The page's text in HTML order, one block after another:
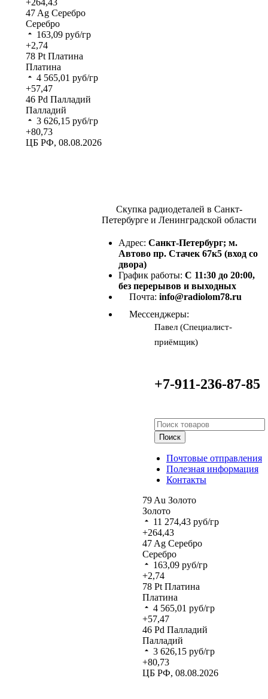
47 Ag Серебро
Серебро
163,09 руб/гр
+2,74
78 Pt Платина
Платина
4 565,01 руб/гр
+57,47
46 Pd Палладий
Палладий
3 626,15 руб/гр
+80,73
ЦБ РФ, 08.08.2026
Скупка радиодеталей в Санкт-
Петербурге и Ленинградской области
Адрес: Санкт-Петербург; м.
Автово пр. Стачек 67к5 (вход со
двора)
График работы: С 11:30 до 20:00,
без перерывов и выходных
Почта: info@radiolom78.ru
Мессенджеры:
Павел (Специалист-
приёмщик)
+7-911-236-87-85
Поиск
Почтовые отправления
Полезная информация
Контакты
79 Au Золото
Золото
11 274,43 руб/гр
+264,43
47 Ag Серебро
Серебро
163,09 руб/гр
+2,74
78 Pt Платина
Платина
4 565,01 руб/гр
+57,47
46 Pd Палладий
Палладий
3 626,15 руб/гр
+80,73
ЦБ РФ, 08.08.2026